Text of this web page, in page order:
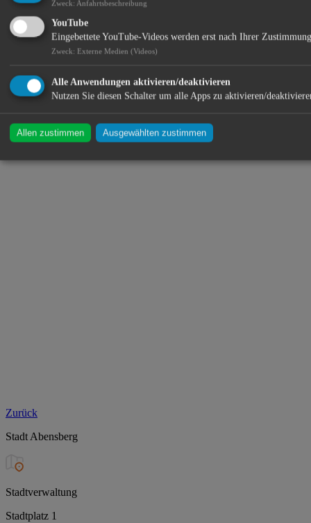
Standort:
Zurück
Stadt Abensberg
Stadtverwaltung
Stadtplatz 1
Zweck: Anfahrtsbeschreibung
YouTube
Eingebettete YouTube-Videos werden erst nach Ihrer
Zweck: Externe Medien (Videos)
Alle Anwendungen aktivieren/deaktivieren
Nutzen Sie diesen Schalter um alle Apps zu aktivieren/
Allen zustimmen Ausgewählten zustimmen